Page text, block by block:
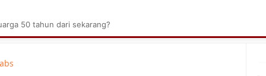
Kelapa Sawit Tarombo Batak
50 tahun dari sekarang?